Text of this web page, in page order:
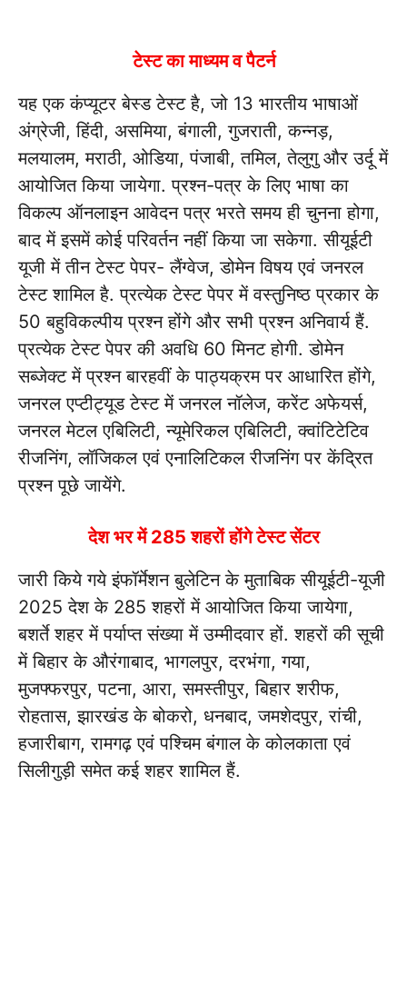
टेस्ट का माध्यम व पैटर्न
यह एक कंप्यूटर बेस्ड टेस्ट है, जो 13 भारतीय भाषाओं
अंग्रेजी, हिंदी, असमिया, बंगाली, गुजराती, कन्नड़,
मलयालम, मराठी, ओडिया, पंजाबी, तमिल, तेलुगु और उर्दू में
आयोजित किया जायेगा. प्रश्न-पत्र के लिए भाषा का
विकल्प ऑनलाइन आवेदन पत्र भरते समय ही चुनना होगा,
बाद में इसमें कोई परिवर्तन नहीं किया जा सकेगा. सीयूईटी
यूजी में तीन टेस्ट पेपर- लैंग्वेज, डोमेन विषय एवं जनरल
टेस्ट शामिल है. प्रत्येक टेस्ट पेपर में वस्तुनिष्ठ प्रकार के
50 बहुविकल्पीय प्रश्न होंगे और सभी प्रश्न अनिवार्य हैं.
प्रत्येक टेस्ट पेपर की अवधि 60 मिनट होगी. डोमेन
सब्जेक्ट में प्रश्न बारहवीं के पाठ्यक्रम पर आधारित होंगे,
जनरल एप्टीट्यूड टेस्ट में जनरल नॉलेज, करेंट अफेयर्स,
जनरल मेटल एबिलिटी, न्यूमेरिकल एबिलिटी, क्वांटिटेटिव
रीजनिंग, लॉजिकल एवं एनालिटिकल रीजनिंग पर केंद्रित
प्रश्न पूछे जायेंगे.
देश भर में 285 शहरों होंगे टेस्ट सेंटर
जारी किये गये इंफॉर्मेशन बुलेटिन के मुताबिक सीयूईटी-यूजी
2025 देश के 285 शहरों में आयोजित किया जायेगा,
बशर्ते शहर में पर्याप्त संख्या में उम्मीदवार हों. शहरों की सूची
में बिहार के औरंगाबाद, भागलपुर, दरभंगा, गया,
मुजफ्फरपुर, पटना, आरा, समस्तीपुर, बिहार शरीफ,
रोहतास, झारखंड के बोकरो, धनबाद, जमशेदपुर, रांची,
हजारीबाग, रामगढ़ एवं पश्चिम बंगाल के कोलकाता एवं
सिलीगुड़ी समेत कई शहर शामिल हैं.